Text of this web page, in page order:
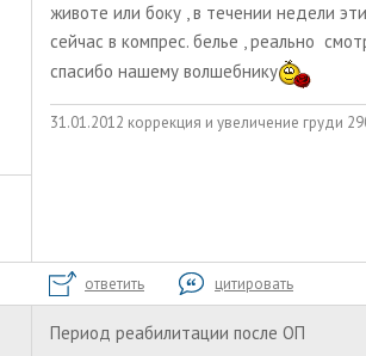
животе или боку , в течении недели
сейчас в компрес. белье , реально
спасибо нашему волшебнику
31.01.2012 коррекция и увеличение груди
ответить цитировать
Период реабилитации после ОП